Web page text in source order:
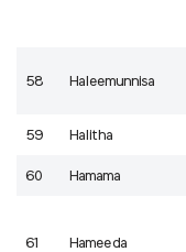
58 Haleemunnisa
59 Halitha
60 Hamama
61 Hameeda